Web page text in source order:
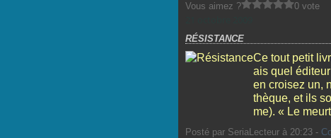
Vous aimez ? 0 vote
RÉSISTANCE
Ce tout petit
ais quel
en croisez un,
thèque, et ils
me). « Le
Posté par SeriaLecteur à 20:23 -